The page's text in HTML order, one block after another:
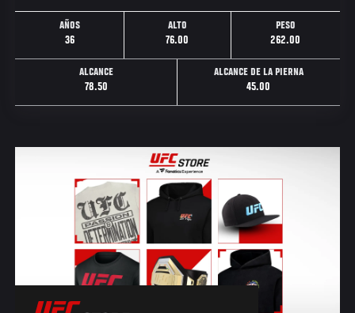
AÑOS
36
ALTO
76.00
PESO
262.00
ALCANCE
78.50
ALCANCE DE LA PIERNA
45.00